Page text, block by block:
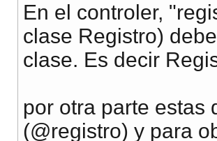
En el controler,
clase Registro)
clase. Es decir
por otra parte estas
(@registro) y para